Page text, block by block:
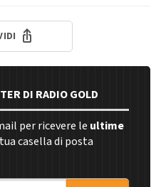
DI RADIO GOLD
per ricevere le ultime
casella di posta